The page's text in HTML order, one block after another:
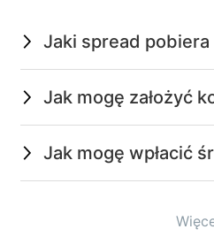
Jaki spread
Jak mogę założyć
Jak mogę wpłacić